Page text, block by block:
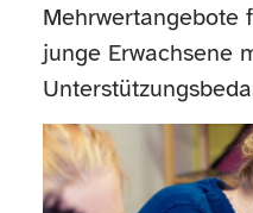
Mehrwertangebote
junge Erwachsene